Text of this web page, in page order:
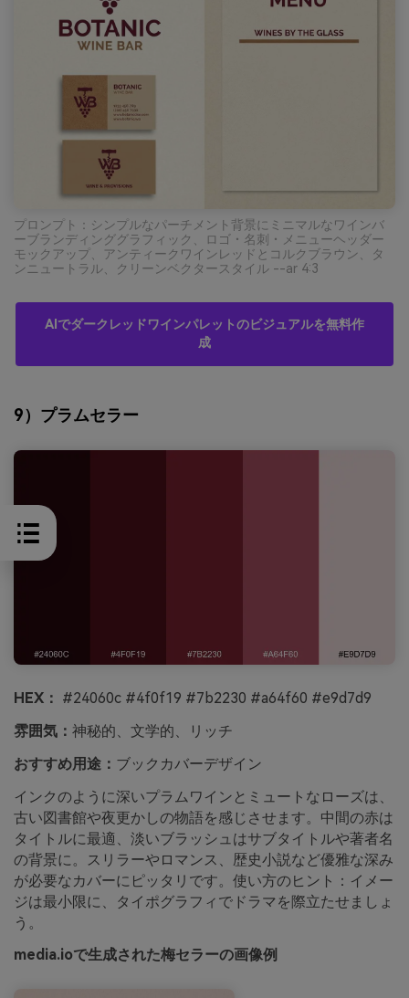
プロンプト：シンプルなパーチメント背景にミニマルなワインバ
ーブランディンググラフィック、ロゴ・名刺・メニューヘッダー
モックアップ、アンティークワインレッドとコルクブラウン、タ
ンニュートラル、クリーンベクタースタイル --ar 4:3
AIでダークレッドワインパレットのビジュアルを無料作
成
9）プラムセラー
HEX： #24060c #4f0f19 #7b2230 #a64f60 #e9d7d9
雰囲気： 神秘的、文学的、リッチ
おすすめ用途： ブックカバーデザイン
インクのように深いプラムワインとミュートなローズは、
古い図書館や夜更かしの物語を感じさせます。中間の赤は
タイトルに最適、淡いブラッシュはサブタイトルや著者名
の背景に。スリラーやロマンス、歴史小説など優雅な深み
が必要なカバーにピッタリです。使い方のヒント：イメー
ジは最小限に、タイポグラフィでドラマを際立たせましょ
う。
media.ioで生成された梅セラーの画像例